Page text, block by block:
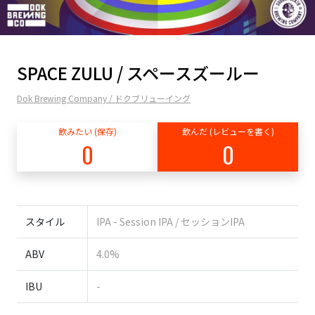
SPACE ZULU / スペースズールー
Dok Brewing Company / ドクブリューイング
飲みたい (保存)
0
飲んだ (レビューを書く)
0
スタイル IPA - Session IPA / セッションIPA
ABV 4.0%
IBU -